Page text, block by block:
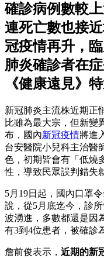
確診病例數較
連死亡數也接
冠疫情再升，
肺炎確診者在
《健康遠見》
新冠肺炎主流株近期正
比雖為最大宗，但新變
布，國內新冠疫情將進
台安醫院小兒科主治醫
色，初期皆會有「低燒
性，導致民眾誤判錯失
5月19日起，國內口罩
說，從5月底迄今，診
波湧進，多數都還是因
有3到4位患者，被確診
詹前俊表示， 近期的新